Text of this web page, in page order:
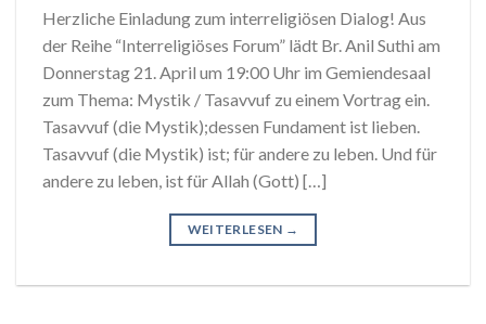
Herzliche Einladung zum interreligiösen Dialog! Aus
der Reihe “Interreligiöses Forum” lädt Br. Anil Suthi am
Donnerstag 21. April um 19:00 Uhr im Gemiendesaal
zum Thema: Mystik / Tasavvuf zu einem Vortrag ein.
Tasavvuf (die Mystik);dessen Fundament ist lieben.
Tasavvuf (die Mystik) ist; für andere zu leben. Und für
andere zu leben, ist für Allah (Gott) […]
WEITERLESEN →